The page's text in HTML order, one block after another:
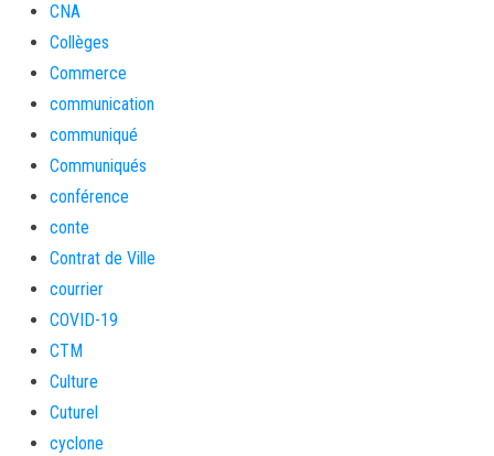
CNA
Collèges
Commerce
communication
communiqué
Communiqués
conférence
conte
Contrat de Ville
courrier
COVID-19
CTM
Culture
Cuturel
cyclone